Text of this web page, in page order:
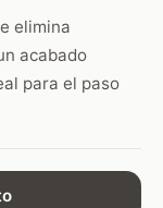
elimina
acabado
para el paso